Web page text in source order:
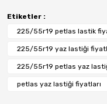
Etiketler :
225/55r19 petlas lastik
225/55r19 yaz lastiği
225/55r19 petlas yaz
petlas yaz lastiği fiyatları